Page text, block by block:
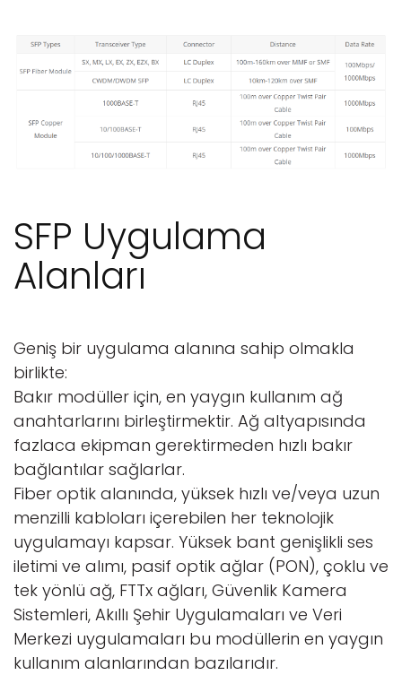
SFP Uygulama
Alanları
Geniş bir uygulama alanına sahip olmakla
birlikte:
Bakır modüller için, en yaygın kullanım ağ
anahtarlarını birleştirmektir. Ağ altyapısında
fazlaca ekipman gerektirmeden hızlı bakır
bağlantılar sağlarlar.
Fiber optik alanında, yüksek hızlı ve/veya uzun
menzilli kabloları içerebilen her teknolojik
uygulamayı kapsar. Yüksek bant genişlikli ses
iletimi ve alımı, pasif optik ağlar (PON), çoklu ve
tek yönlü ağ, FTTx ağları, Güvenlik Kamera
Sistemleri, Akıllı Şehir Uygulamaları ve Veri
Merkezi uygulamaları bu modüllerin en yaygın
kullanım alanlarından bazılarıdır.